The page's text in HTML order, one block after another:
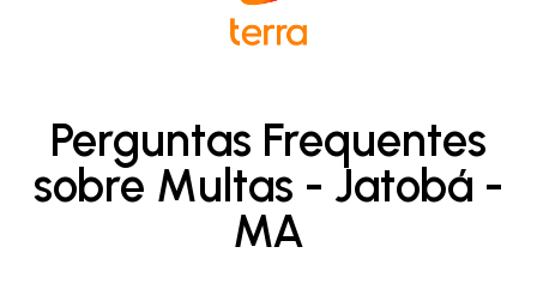
Perguntas Frequentes
sobre Multas - Jatobá -
MA